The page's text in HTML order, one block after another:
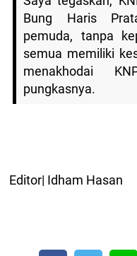
Bung Haris
pemuda, tanpa
semua memiliki
menakhodai
pungkasnya.
Editor| Idham Hasan